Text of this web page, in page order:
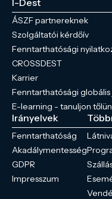
ÁSZF partnereknek
Szolgáltatói kérdőív
Fenntarthatósági
CROSSDEST
Karrier
Fenntarthatósági
E-learning - tanuljon
Irányelvek
Fenntarthatóság
Akadálymentesség
GDPR
Impresszum